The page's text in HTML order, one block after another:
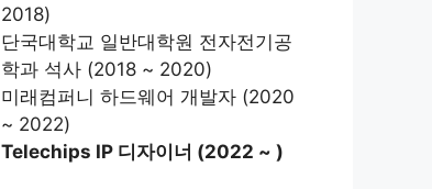
2018)
단국대학교 일반대학원 전자전기공
학과 석사 (2018 ~ 2020)
미래컴퍼니 하드웨어 개발자 (2020
~ 2022)
Telechips IP 디자이너 (2022 ~ )